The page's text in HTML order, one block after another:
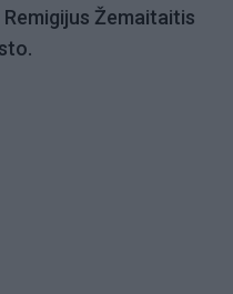
Žemaitaitis